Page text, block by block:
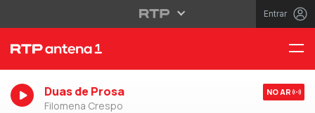
Entrar
Duas de Prosa
Filomena Crespo
NO AR